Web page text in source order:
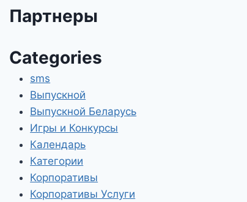
Партнеры
Categories
sms
Выпускной
Выпускной Беларусь
Игры и Конкурсы
Календарь
Категории
Корпоративы
Корпоративы Услуги